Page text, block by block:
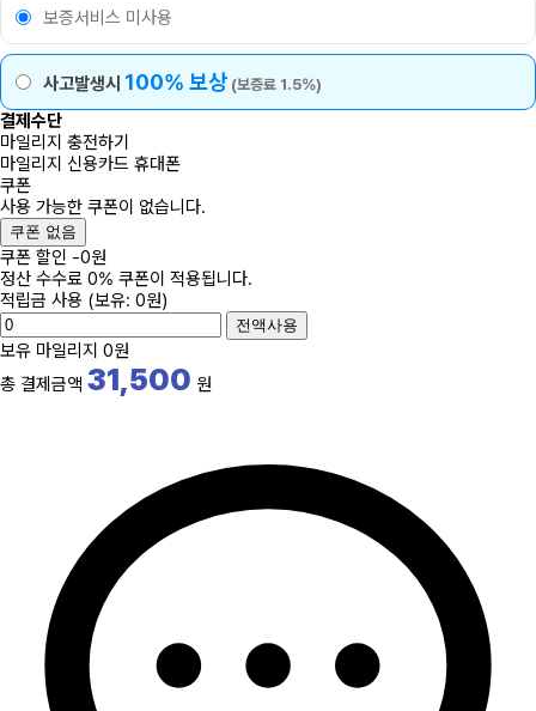
보증서비스 미사용
사고발생시 100% 보상 (보증료 1.5%)
결제수단
마일리지 충전하기
마일리지 신용카드 휴대폰
쿠폰
사용 가능한 쿠폰이 없습니다.
쿠폰 없음
쿠폰 할인 -0원
정산 수수료 0% 쿠폰이 적용됩니다.
적립금 사용 (보유: 0원)
전액사용
보유 마일리지 0원
총 결제금액 31,500 원